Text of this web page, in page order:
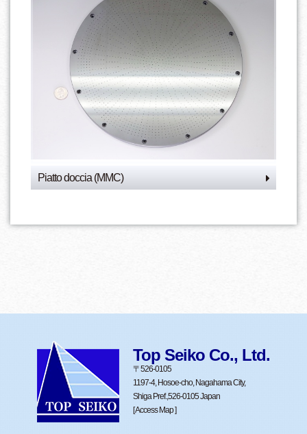
Piatto doccia (MMC)
Top Seiko Co., Ltd.
〒526-0105
1197-4, Hosoe-cho, Nagahama City,
Shiga Pref.,526-0105 Japan
[ Access Map ]